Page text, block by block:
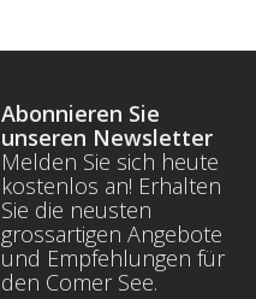
Abonnieren Sie
unseren Newsletter
Melden Sie sich heute
kostenlos an! Erhalten
Sie die neusten
grossartigen Angebote
und Empfehlungen für
den Comer See.